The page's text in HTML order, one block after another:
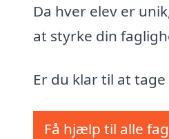
Da hver elev er
at styrke din
Er du klar til at
Få hjælp til alle